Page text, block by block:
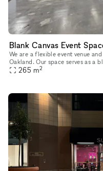
Blank Canvas Event
We are a flexible event venue
Oakland. Our space serves as a blank canvas to businesses and individuals
in the community looking to
265 m2